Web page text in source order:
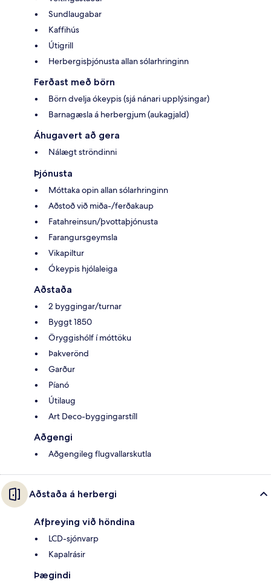
Sundlaugabar
Kaffihús
Útigrill
Herbergisþjónusta allan sólarhringinn
Ferðast með börn
Börn dvelja ókeypis (sjá nánari upplýsingar)
Barnagæsla á herbergjum (aukagjald)
Áhugavert að gera
Nálægt ströndinni
Þjónusta
Móttaka opin allan sólarhringinn
Aðstoð við miða-/ferðakaup
Fatahreinsun/þvottaþjónusta
Farangursgeymsla
Vikapiltur
Ókeypis hjólaleiga
Aðstaða
2 byggingar/turnar
Byggt 1850
Öryggishólf í móttöku
Þakverönd
Garður
Píanó
Útilaug
Art Deco-byggingarstíll
Aðgengi
Aðgengileg flugvallarskutla
Aðstaða á herbergi
Afþreying við höndina
LCD-sjónvarp
Kapalrásir
Þægindi